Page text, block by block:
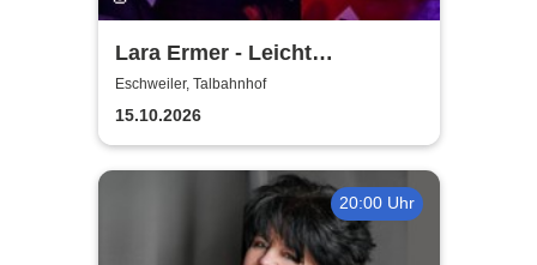
Lara Ermer - Leicht
entflammbar
Eschweiler, Talbahnhof
15.10.2026
20:00 Uhr